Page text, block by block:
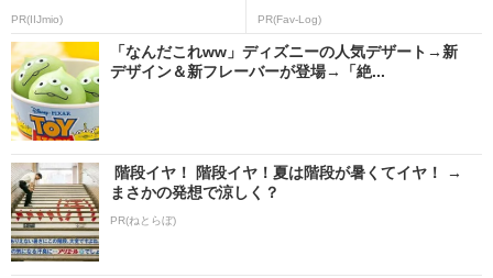
PR(IIJmio) PR(Fav-Log)
「なんだこれww」ディズニーの人気デザート→新
デザイン＆新フレーバーが登場→「絶...
階段イヤ！ 階段イヤ！夏は階段が暑くてイヤ！ →
まさかの発想で涼しく？
PR(ねとらぼ)